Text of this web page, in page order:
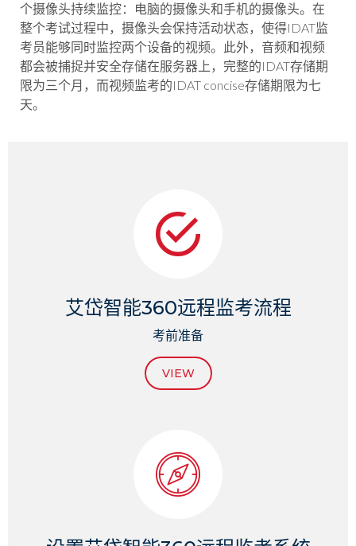
个摄像头持续监控：电脑的摄像头和手机的摄像头。在
整个考试过程中，摄像头会保持活动状态，使得IDAT监
考员能够同时监控两个设备的视频。此外，音频和视频
都会被捕捉并安全存储在服务器上，完整的IDAT存储期
限为三个月，而视频监考的IDAT concise存储期限为七
天。
艾岱智能360远程监考流程
考前准备
VIEW